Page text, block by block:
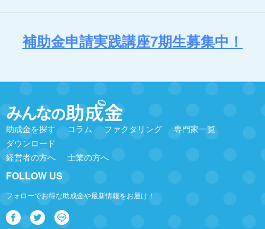
補助金申請実践講座7期生募集中！
助成金を探す コラム ファクタリング
専門家一覧
ダウンロード
経営者の方へ
士業の方へ
FOLLOW US
フォローでお得な助成金や最新情報をお届け！